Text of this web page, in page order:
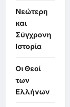
Νεώτερη
και
Σύγχρονη
Ιστορία
Οι Θεοί
των
Ελλήνων